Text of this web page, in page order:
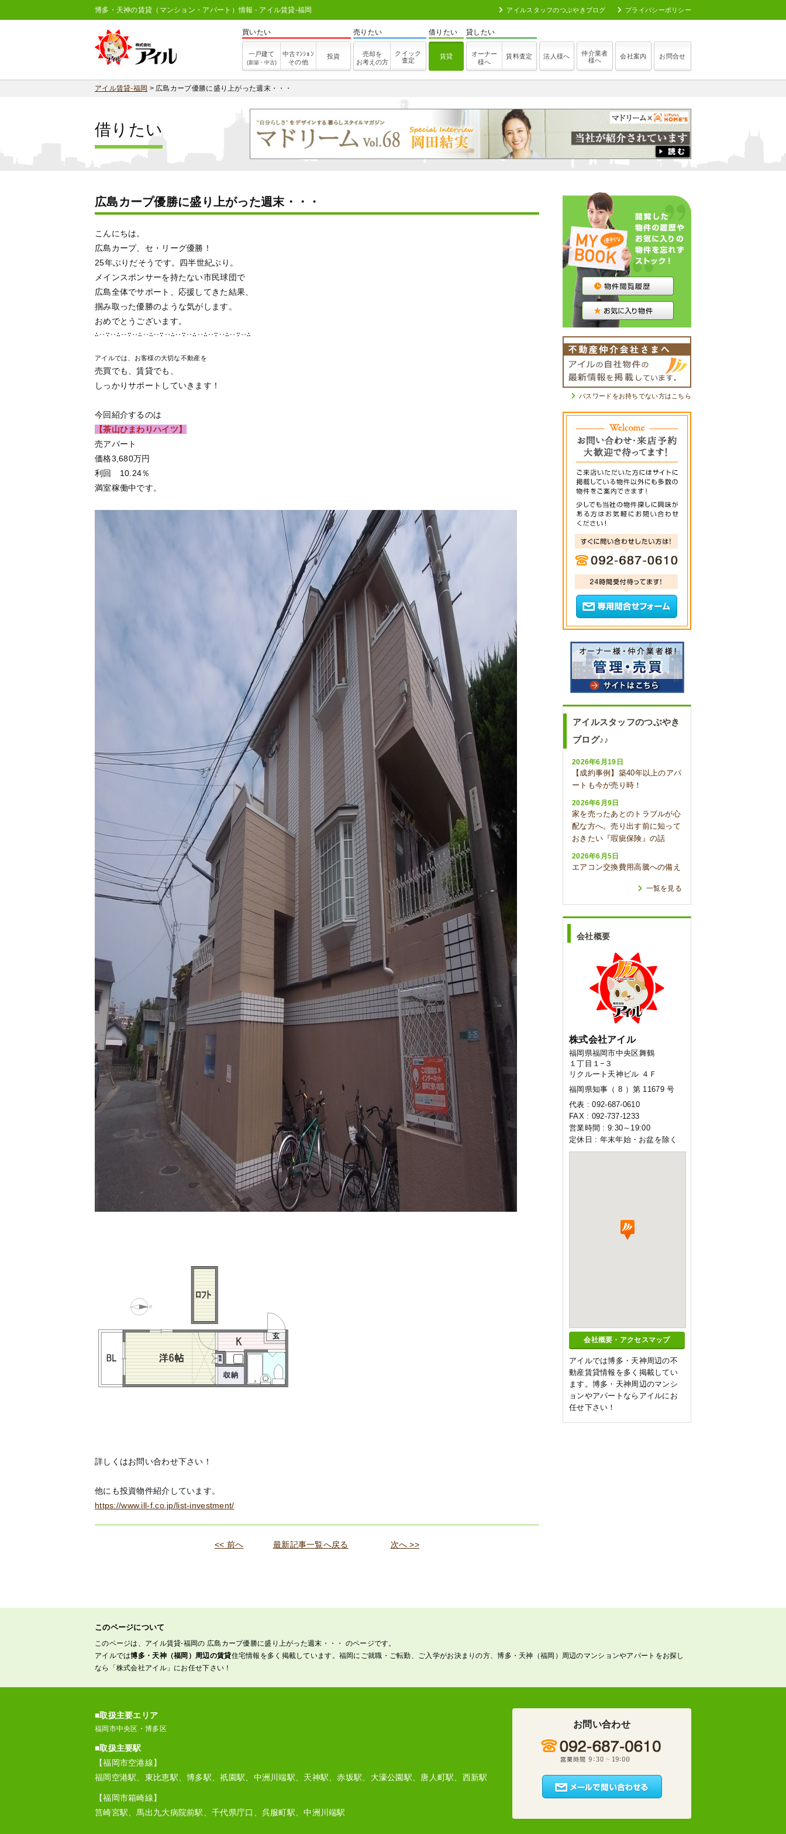
博多・天神の賃貸（マンション・アパート）情報 - アイル賃貸-福岡 アイルスタッフのつぶやきブログ プライバシーポリシー
買いたい
一戸建て
(新築・中古)
中古ﾏﾝｼｮﾝ
その他
投資
売りたい
売却を
お考えの方
クイック
査定
借りたい
賃貸
貸したい
オーナー
様へ
賃料査定 法人様へ
仲介業者
様へ
会社案内 お問合せ
アイル賃貸-福岡 > 広島カープ優勝に盛り上がった週末・・・
借りたい
広島カープ優勝に盛り上がった週末・・・
こんにちは。
広島カープ、セ・リーグ優勝！
25年ぶりだそうです。四半世紀ぶり。
メインスポンサーを持たない市民球団で
広島全体でサポート、応援してきた結果、
掴み取った優勝のような気がします。
おめでとうございます。
∴‥∵‥∴‥∵‥∴‥∴‥∵‥∴‥∵‥∴‥∴‥∵‥∴‥∵‥∴
アイルでは、お客様の大切な不動産を
売買でも、賃貸でも、
しっかりサポートしていきます！
今回紹介するのは
【茶山ひまわりハイツ】
売アパート
価格3,680万円
利回 10.24％
満室稼働中です。
詳しくはお問い合わせ下さい！
他にも投資物件紹介しています。
https://www.ill-f.co.jp/list-investment/
<< 前へ 最新記事一覧へ戻る 次へ >>
パスワードをお持ちでない方はこちら
アイルスタッフのつぶやき
ブログ♪♪
2026年6月19日
【成約事例】築40年以上のアパ
ートも今が売り時！
2026年6月9日
家を売ったあとのトラブルが心
配な方へ。売り出す前に知って
おきたい『瑕疵保険』の話
2026年6月5日
エアコン交換費用高騰への備え
一覧を見る
会社概要
株式会社アイル
福岡県福岡市中央区舞鶴
１丁目１−３
リクルート天神ビル ４Ｆ
福岡県知事（ 8 ）第 11679 号
代表 : 092-687-0610
FAX : 092-737-1233
営業時間 : 9:30～19:00
定休日 : 年末年始・お盆を除く
会社概要・アクセスマップ
アイルでは博多・天神周辺の不
動産賃貸情報を多く掲載してい
ます。博多・天神周辺のマンシ
ョンやアパートならアイルにお
任せ下さい！
このページについて
このページは、アイル賃貸-福岡の 広島カープ優勝に盛り上がった週末・・・ のページです。
アイルでは博多・天神（福岡）周辺の賃貸住宅情報を多く掲載しています。福岡にご就職・ご転勤、ご入学がお決まりの方、博多・天神（福岡）周辺のマンションやアパートをお探し
なら「株式会社アイル」にお任せ下さい！
■取扱主要エリア
福岡市中央区・博多区
■取扱主要駅
【福岡市空港線】
福岡空港駅、東比恵駅、博多駅、祇園駅、中洲川端駅、天神駅、赤坂駅、大濠公園駅、唐人町駅、西新駅
【福岡市箱崎線】
筥崎宮駅、馬出九大病院前駅、千代県庁口、呉服町駅、中洲川端駅
お問い合わせ